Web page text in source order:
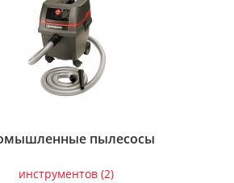
пылесосы
инструментов (2)